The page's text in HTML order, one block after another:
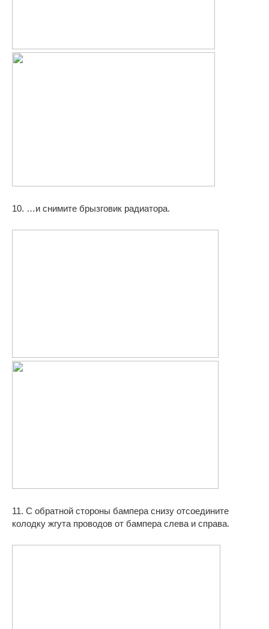
10. …и снимите брызговик радиатора.
11. С обратной стороны бампера снизу отсоедините
колодку жгута проводов от бампера слева и справа.